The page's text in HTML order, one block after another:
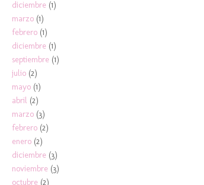
diciembre (1)
marzo (1)
febrero (1)
diciembre (1)
septiembre (1)
julio (2)
mayo (1)
abril (2)
marzo (3)
febrero (2)
enero (2)
diciembre (3)
noviembre (3)
octubre (2)